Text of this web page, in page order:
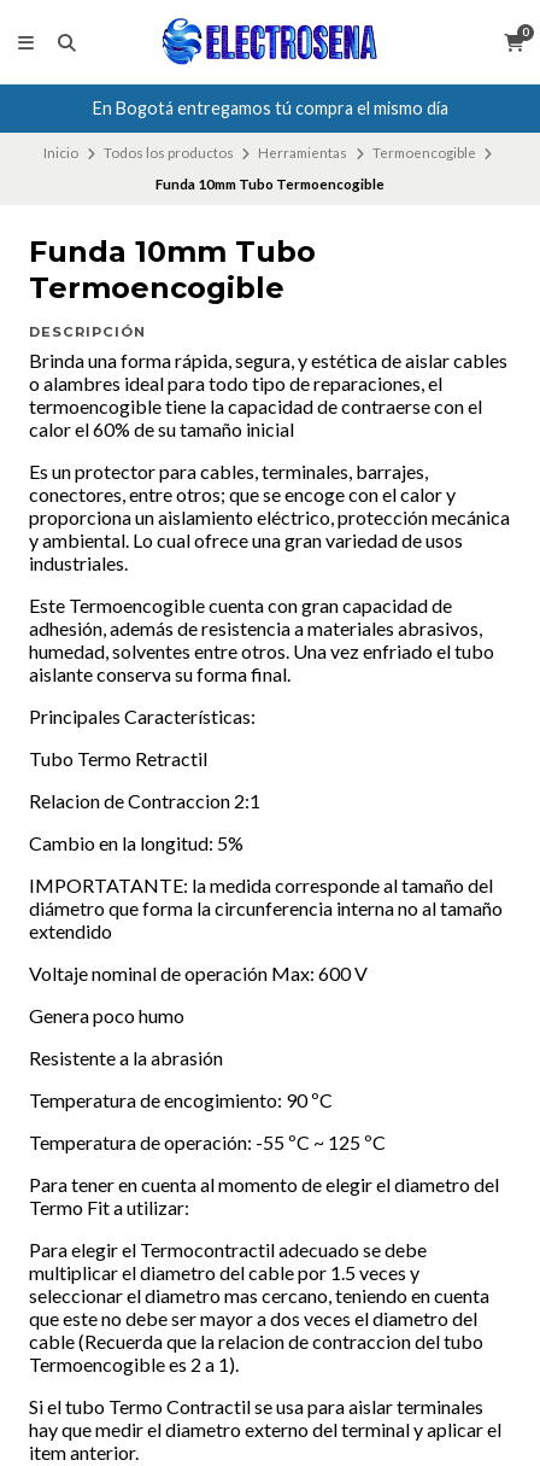
0
En Bogotá entregamos tú compra el mismo día
Inicio Todos los productos Herramientas
Termoencogible
Funda 10mm Tubo Termoencogible
Funda 10mm Tubo
Termoencogible
DESCRIPCIÓN
Brinda una forma rápida, segura, y estética de aislar cables
o alambres ideal para todo tipo de reparaciones, el
termoencogible tiene la capacidad de contraerse con el
calor el 60% de su tamaño inicial
Es un protector para cables, terminales, barrajes,
conectores, entre otros; que se encoge con el calor y
proporciona un aislamiento eléctrico, protección mecánica
y ambiental. Lo cual ofrece una gran variedad de usos
industriales.
Este Termoencogible cuenta con gran capacidad de
adhesión, además de resistencia a materiales abrasivos,
humedad, solventes entre otros. Una vez enfriado el tubo
aislante conserva su forma final.
Principales Características:
Tubo Termo Retractil
Relacion de Contraccion 2:1
Cambio en la longitud: 5%
IMPORTATANTE: la medida corresponde al tamaño del
diámetro que forma la circunferencia interna no al tamaño
extendido
Voltaje nominal de operación Max: 600 V
Genera poco humo
Resistente a la abrasión
Temperatura de encogimiento: 90 ºC
Temperatura de operación: -55 ºC ~ 125 ºC
Para tener en cuenta al momento de elegir el diametro del
Termo Fit a utilizar:
Para elegir el Termocontractil adecuado se debe
multiplicar el diametro del cable por 1.5 veces y
seleccionar el diametro mas cercano, teniendo en cuenta
que este no debe ser mayor a dos veces el diametro del
cable (Recuerda que la relacion de contraccion del tubo
Termoencogible es 2 a 1).
Si el tubo Termo Contractil se usa para aislar terminales
hay que medir el diametro externo del terminal y aplicar el
item anterior.